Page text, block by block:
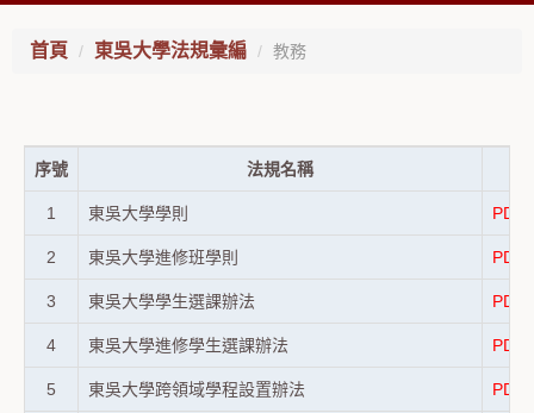
首頁 東吳大學法規彙編 教務
序號 法規名稱
1 東吳大學學則 PDF
2 東吳大學進修班學則 PDF
3 東吳大學學生選課辦法 PDF
4 東吳大學進修學生選課辦法 PDF
5 東吳大學跨領域學程設置辦法 PDF